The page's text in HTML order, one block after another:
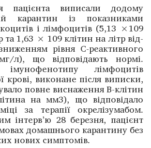
пацієнта виписали додому
­карантин із показниками
і лімфо­цитів (5,13 ×109
та 1,63 × 109 клітин на літр від­
рівня С-реактивного
л), що відповідають нормі.
імуно­фенотипу лімфоцитів
крові, ­виконане після виписки,
повне ­виснаження В-клітин
на мм3), що відповідало
за терапії окрелізумабом.
інтерв’ю 28 березня, пацієнт
домашнього ­карантину без
нових симптомів.